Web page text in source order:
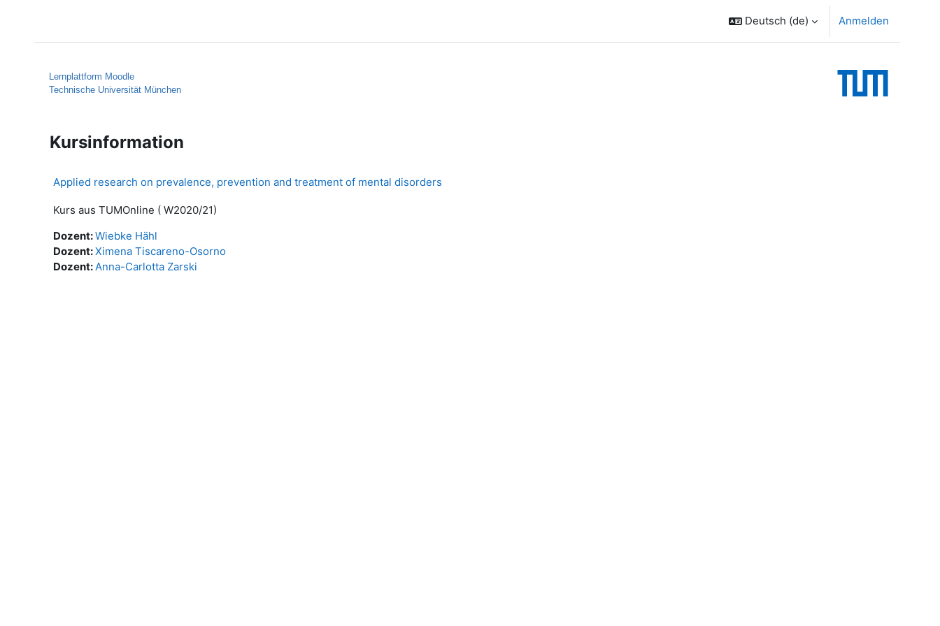
Deutsch ‎(de)‎ Anmelden
Lernplattform Moodle
Technische Universität München
Kursinformation
Applied research on prevalence, prevention and treatment of mental disorders
Kurs aus TUMOnline ( W2020/21)
Dozent:Wiebke Hähl
Dozent:Ximena Tiscareno-Osorno
Dozent:Anna-Carlotta Zarski